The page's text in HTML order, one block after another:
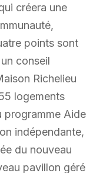
créera une
points sont
conseil
Richelieu
logements
programme Aide
indépendante,
du nouveau
pavillon géré